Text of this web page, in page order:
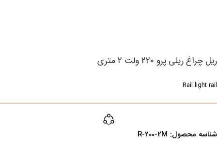
ریل چراغ ریلی پرو 220 ولت 2 متری
Rail light rail
شناسه محصول:‌ ‌R-200-2M